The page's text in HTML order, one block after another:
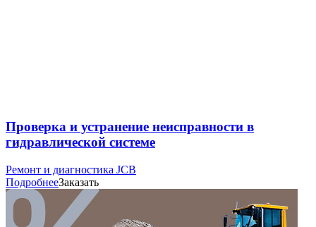
Проверка и устранение неисправности в
гидравлической системе
Ремонт и диагностика JCB
ПодробнееЗаказать